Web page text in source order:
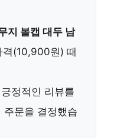
지 볼캡 대두 남
격(10,900원) 때
정적인 리뷰를
주문을 결정했습